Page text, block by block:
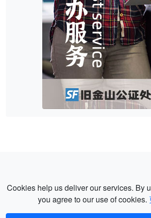
Cookies help us deliver our services. By
you agree to our use of cookies.